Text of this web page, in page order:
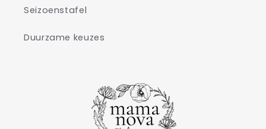
Seizoenstafel
Duurzame keuzes